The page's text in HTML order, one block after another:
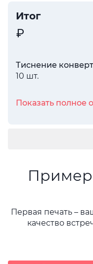
Итог
Тиснение
10 шт.
Показать полное
Первая печать –
качество